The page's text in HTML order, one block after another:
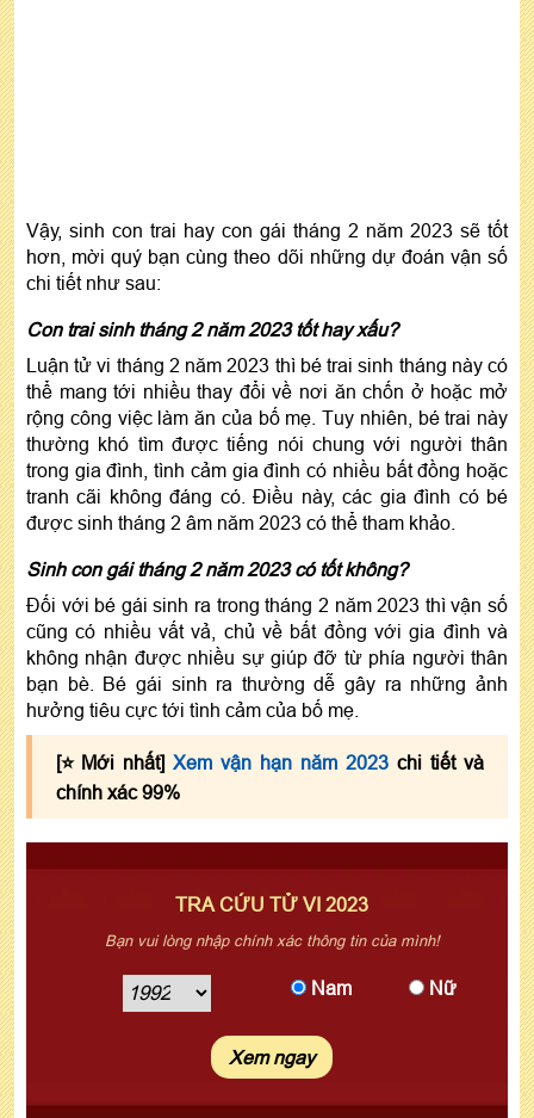
Vậy, sinh con trai hay con gái tháng 2 năm 2023 sẽ tốt
hơn, mời quý bạn cùng theo dõi những dự đoán vận số
chi tiết như sau:
Con trai sinh tháng 2 năm 2023 tốt hay xấu?
Luận tử vi tháng 2 năm 2023 thì bé trai sinh tháng này có
thể mang tới nhiều thay đổi về nơi ăn chốn ở hoặc mở
rộng công việc làm ăn của bố mẹ. Tuy nhiên, bé trai này
thường khó tìm được tiếng nói chung với người thân
trong gia đình, tình cảm gia đình có nhiều bất đồng hoặc
tranh cãi không đáng có. Điều này, các gia đình có bé
được sinh tháng 2 âm năm 2023 có thể tham khảo.
Sinh con gái tháng 2 năm 2023 có tốt không?
Đối với bé gái sinh ra trong tháng 2 năm 2023 thì vận số
cũng có nhiều vất vả, chủ về bất đồng với gia đình và
không nhận được nhiều sự giúp đỡ từ phía người thân
bạn bè. Bé gái sinh ra thường dễ gây ra những ảnh
hưởng tiêu cực tới tình cảm của bố mẹ.
[⭐️Mới nhất] Xem vận hạn năm 2023 chi tiết và
chính xác 99%
TRA CỨU TỬ VI 2023
Bạn vui lòng nhập chính xác thông tin của mình!
Nam Nữ